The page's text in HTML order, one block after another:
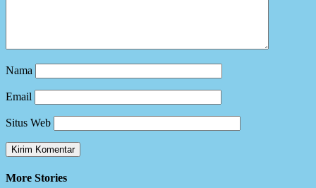
Nama
Email
Situs Web
More Stories